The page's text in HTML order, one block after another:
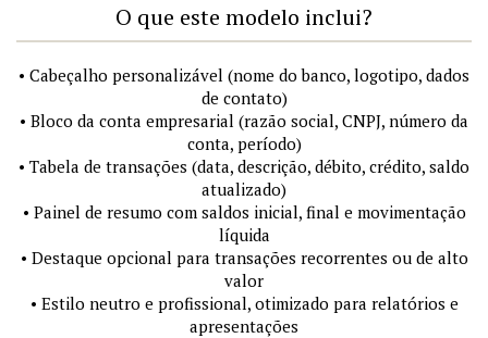
O que este modelo inclui?
• Cabeçalho personalizável (nome do banco, logotipo, dados
de contato)
• Bloco da conta empresarial (razão social, CNPJ, número da
conta, período)
• Tabela de transações (data, descrição, débito, crédito, saldo
atualizado)
• Painel de resumo com saldos inicial, final e movimentação
líquida
• Destaque opcional para transações recorrentes ou de alto
valor
• Estilo neutro e profissional, otimizado para relatórios e
apresentações